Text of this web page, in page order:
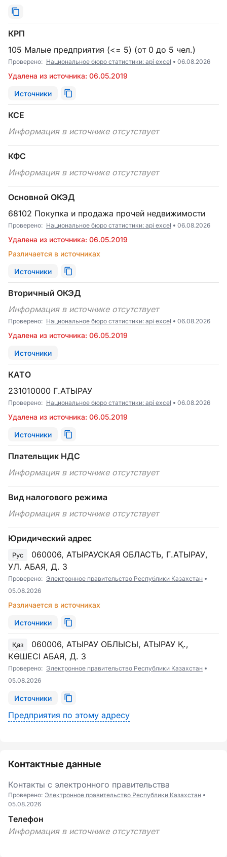
КРП
105 Малые предприятия (<= 5) (от 0 до 5 чел.)
Проверено: Национальное бюро статистики: api excel 06.08.2026
Удалена из источника: 06.05.2019
Источники
КСЕ
Информация в источнике отсутствует
КФС
Информация в источнике отсутствует
Основной ОКЭД
68102 Покупка и продажа прочей недвижимости
Проверено: Национальное бюро статистики: api excel 06.08.2026
Удалена из источника: 06.05.2019
Различается в источниках
Источники
Вторичный ОКЭД
Информация в источнике отсутствует
Проверено: Национальное бюро статистики: api excel 06.08.2026
Удалена из источника: 06.05.2019
Источники
КАТО
231010000 Г.АТЫРАУ
Проверено: Национальное бюро статистики: api excel 06.08.2026
Удалена из источника: 06.05.2019
Источники
Плательщик НДС
Информация в источнике отсутствует
Вид налогового режима
Информация в источнике отсутствует
Юридический адрес
Рус
060006, АТЫРАУСКАЯ ОБЛАСТЬ, Г.АТЫРАУ,
УЛ. АБАЯ, Д. 3
Проверено: Электронное правительство Республики Казахстан
05.08.2026
Различается в источниках
Источники
Қаз
060006, АТЫРАУ ОБЛЫСЫ, АТЫРАУ Қ.,
КӨШЕСІ АБАЯ, Д. 3
Проверено: Электронное правительство Республики Казахстан
05.08.2026
Источники
Предприятия по этому адресу
Контактные данные
Контакты с электронного правительства
Проверено: Электронное правительство Республики Казахстан
05.08.2026
Телефон
Информация в источнике отсутствует